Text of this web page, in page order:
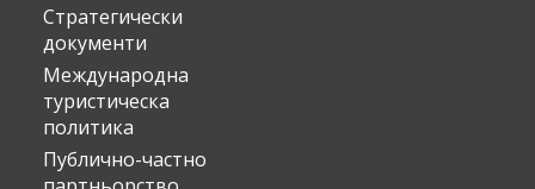
Стратегически
документи
Международна
туристическа
политика
Публично-частно